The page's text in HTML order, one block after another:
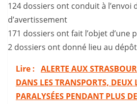
124 dossiers ont conduit à l’envoi
d’avertissement
171 dossiers ont fait l’objet d’une
2 dossiers ont donné lieu au
Lire : ALERTE AUX
DANS LES TRANSPORTS, DEUX
PARALYSÉES PENDANT PLUS